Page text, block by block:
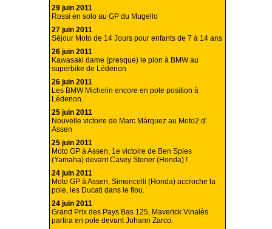
29 juin 2011
Rossi en solo au GP du Mugello
27 juin 2011
Séjour Moto de 14 Jours pour enfants de 7 à 14 ans
26 juin 2011
Kawasaki dame (presque) le pion à BMW au
superbike de Lédenon
26 juin 2011
Les BMW Michelin encore en pole position à
Lédenon.
25 juin 2011
Nouvelle victoire de Marc Márquez au Moto2 d’
Assen
25 juin 2011
Moto GP à Assen, 1e victoire de Ben Spies
(Yamaha) devant Casey Stoner (Honda) !
24 juin 2011
Moto GP à Assen, Simoncelli (Honda) accroche la
pole, les Ducati dans le flou.
24 juin 2011
Grand Prix des Pays Bas 125, Maverick Vinalès
partira en pole devant Johann Zarco.